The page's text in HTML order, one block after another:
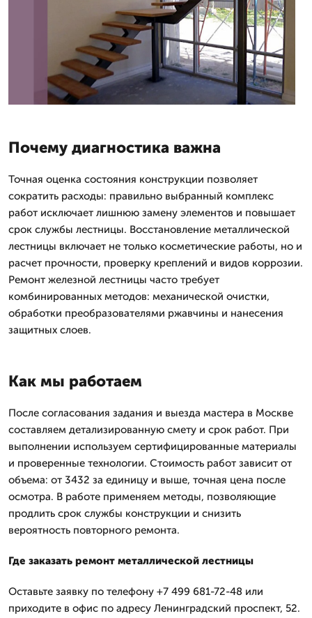
Почему диагностика важна
Точная оценка состояния конструкции позволяет
сократить расходы: правильно выбранный комплекс
работ исключает лишнюю замену элементов и повышает
срок службы лестницы. Восстановление металлической
лестницы включает не только косметические работы, но и
расчет прочности, проверку креплений и видов коррозии.
Ремонт железной лестницы часто требует
комбинированных методов: механической очистки,
обработки преобразователями ржавчины и нанесения
защитных слоев.
Как мы работаем
После согласования задания и выезда мастера в Москве
составляем детализированную смету и срок работ. При
выполнении используем сертифицированные материалы
и проверенные технологии. Стоимость работ зависит от
объема: от 3432 за единицу и выше, точная цена после
осмотра. В работе применяем методы, позволяющие
продлить срок службы конструкции и снизить
вероятность повторного ремонта.
Где заказать ремонт металлической лестницы
Оставьте заявку по телефону +7 499 681-72-48 или
приходите в офис по адресу Ленинградский проспект, 52.